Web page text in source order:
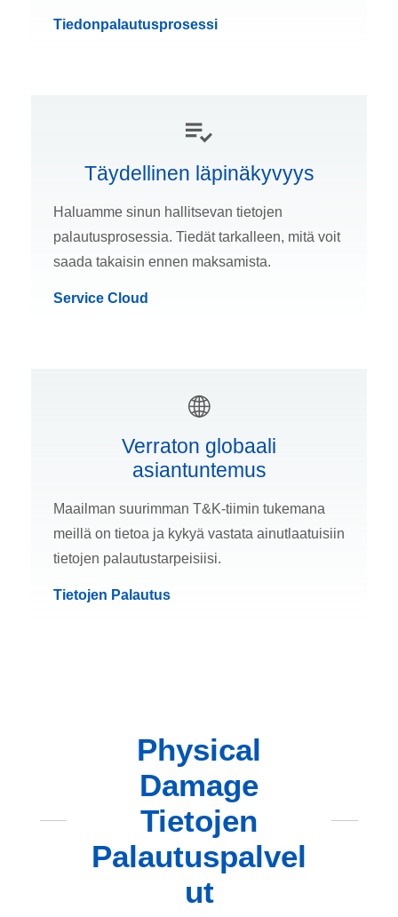
Tiedonpalautusprosessi
Täydellinen läpinäkyvyys
Haluamme sinun hallitsevan tietojen
palautusprosessia. Tiedät tarkalleen, mitä voit
saada takaisin ennen maksamista.
Service Cloud
Verraton globaali
asiantuntemus
Maailman suurimman T&K-tiimin tukemana
meillä on tietoa ja kykyä vastata ainutlaatuisiin
tietojen palautustarpeisiisi.
Tietojen Palautus
Physical
Damage
Tietojen
Palautuspalvel
ut